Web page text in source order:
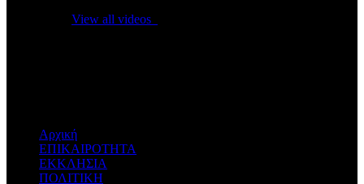
View all videos
Αρχική
ΕΠΙΚΑΙΡΟΤΗΤΑ
ΕΚΚΛΗΣΙΑ
ΠΟΛΙΤΙΚΗ